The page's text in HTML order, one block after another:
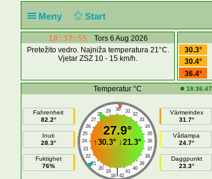
Meny Start
18:37:55
Tors 6 Aug 2026
Pretežito vedro. Najniža temperatura 21°C.
Vjetar ZSZ 10 - 15 km/h.
30.3°
30.4°
36.4°
Temperatur °C 18:36:47
Fahrenheit
82.2°
Inuti
28.3°
Fuktighet
76%
30
29 31
28
32
27
33
26
34
25
35
24
36
23
37
22
38
21
39
20
40
19 41
|
18 42
27.9°
↑30.3° ↓21.3°
Värmeindex
31.7°
Våtlampa
24.7°
Daggpunkt
23.3°